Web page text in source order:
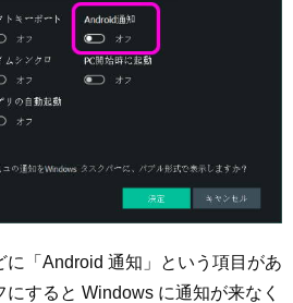
に「Android 通知」という項目があ
すると Windows に通知が来なく